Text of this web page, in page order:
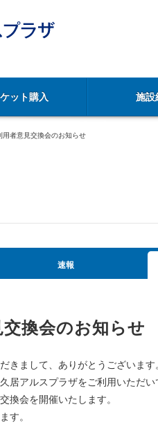
ット購入 施設
用者意見交換会のお知らせ
速報
換会のお知らせ
きまして、ありがとうございます
居アルスプラザをご利用いただ
換会を開催いたします。
す。